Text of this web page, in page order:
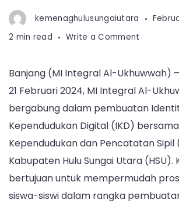
kemenaghulusungaiutara
2 min read
Write a Comment
HSU
:
MI
Al-
Ikut
Serta
Banjang (MI Integral Al-Ukhuwwah)
21 Februari 2024, MI Integral Al-
bergabung dalam pembuatan
Kependudukan Digital (IKD)
Kependudukan dan Pencatatan Sipil
Kabupaten Hulu Sungai Utara (HSU).
bertujuan untuk mempermudah
siswa-siswi dalam rangka